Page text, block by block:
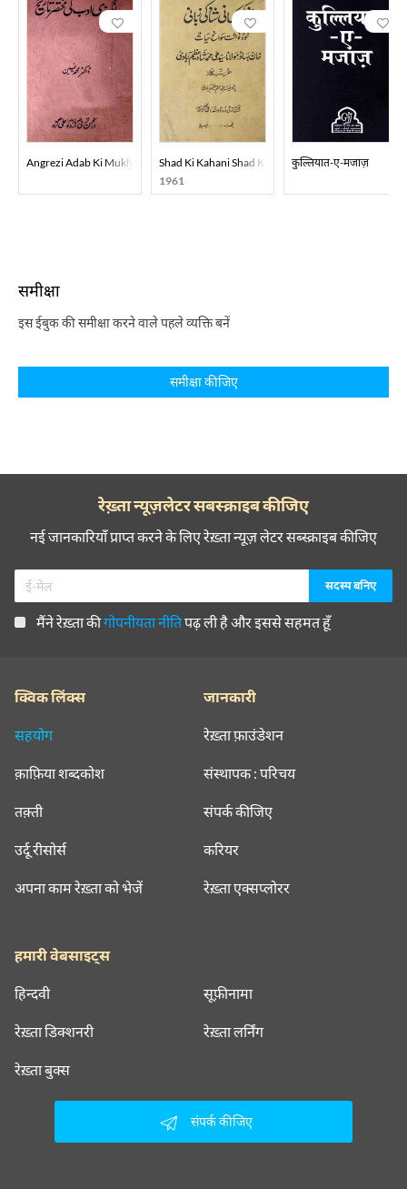
Angrezi Adab Ki Mukhtasar TareekhShad Ki Kahani Shad Ki Zubani
1961
कुल्लियात-ए-मजाज़
समीक्षा
इस ईबुक की समीक्षा करने वाले पहले व्यक्ति बनें
समीक्षा कीजिए
रेख़्ता न्यूज़लेटर सबस्क्राइब कीजिए
नई जानकारियाँ प्राप्त करने के लिए रेख़्ता न्यूज़ लेटर सब्स्क्राइब कीजिए
मैंने रेख़्ता कीगोपनीयता नीतिपढ़ ली है और इससे सहमत हूँ
क्विक लिंक्स
सहयोग
क़ाफ़िया शब्दकोश
तक़्ती
उर्दू रीसोर्स
अपना काम रेख़्ता को भेजें
जानकारी
रेख़्ता फ़ाउंडेशन
संस्थापक : परिचय
संपर्क कीजिए
करियर
रेख़्ता एक्सप्लोरर
हमारी वेबसाइट्स
हिन्दवी सूफ़ीनामा
रेख़्ता डिक्शनरी रेख़्ता लर्निंग
रेख़्ता बुक्स
संपर्क कीजिए